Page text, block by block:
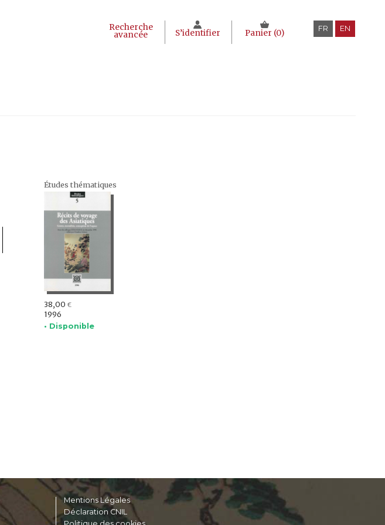
Recherche
avancée S’identifier Panier (0) FR EN
Études thématiques
38,00 €
1996
• Disponible
Mentions Légales
Déclaration CNIL